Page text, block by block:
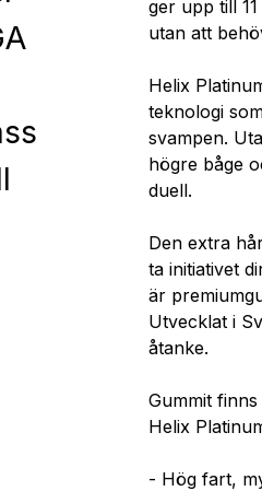
ger upp till
utan att
Helix
teknologi
svampen.
högre båge
duell.
Den extra
ta initiativet
är
Utvecklat i
åtanke.
Gummit
Helix
- Hög fart,